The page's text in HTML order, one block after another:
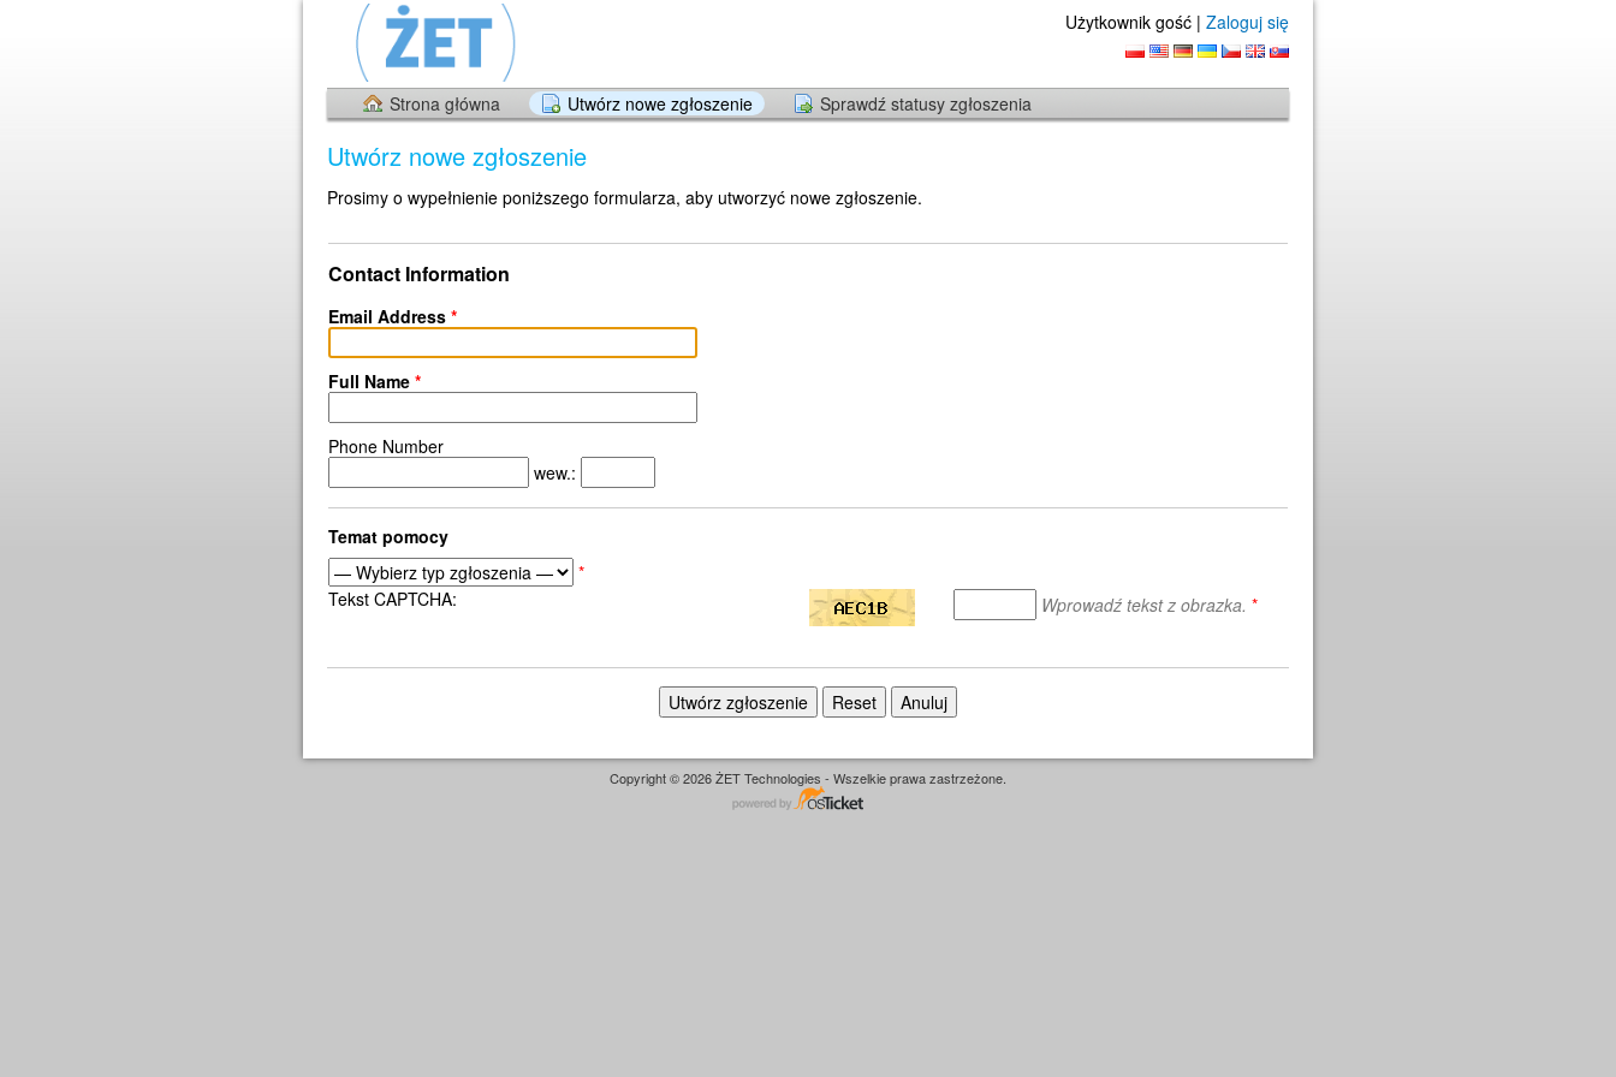
Użytkownik gość | Zaloguj się
Strona główna Utwórz nowe zgłoszenie Sprawdź statusy zgłoszenia
Utwórz nowe zgłoszenie
Prosimy o wypełnienie poniższego formularza, aby utworzyć nowe zgłoszenie.
Contact Information
Email Address *
Full Name *
Phone Number
wew.:
Temat pomocy
*
Tekst CAPTCHA:
Wprowadź tekst z obrazka. *
Copyright © 2026 ŻET Technologies - Wszelkie prawa zastrzeżone.